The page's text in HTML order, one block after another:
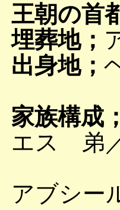
王朝の首
埋葬地；
出身地；
家族構成；
エス 弟
アブシー